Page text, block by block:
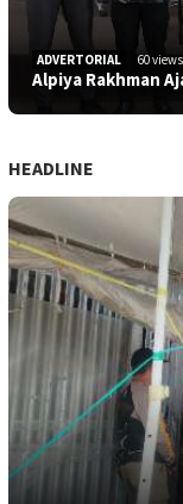
ADVERTORIAL 60 views
Alpiya Rakhman
HEADLINE